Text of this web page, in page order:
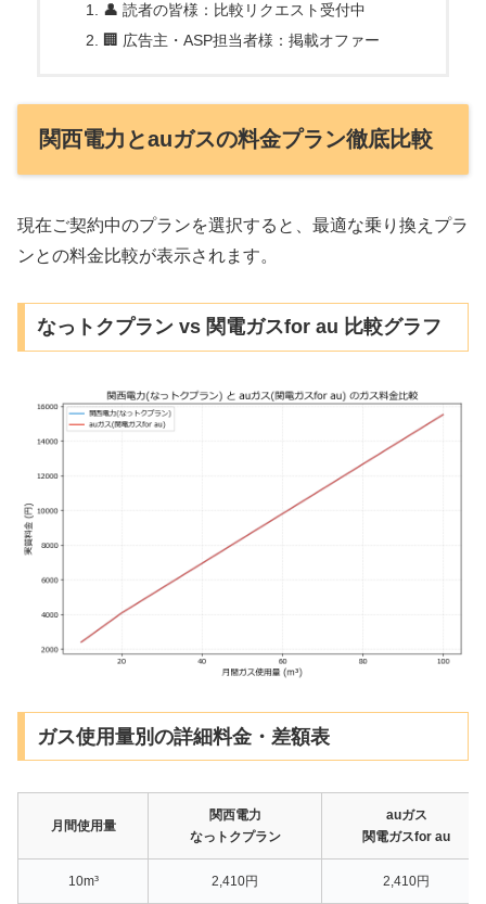
👤 読者の皆様：比較リクエスト受付中
🏢 広告主・ASP担当者様：掲載オファー
関西電力とauガスの料金プラン徹底比較
現在ご契約中のプランを選択すると、最適な乗り換えプラ
ンとの料金比較が表示されます。
なっトクプラン vs 関電ガスfor au 比較グラフ
ガス使用量別の詳細料金・差額表
月間使用量
関西電力
なっトクプラン
auガス
関電ガスfor au
10m³ 2,410円 2,410円